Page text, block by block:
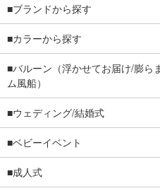
■ブランドから探す
■カラーから探す
■バルーン（浮かせてお届け/膨ら
ム風船）
■ウェディング/結婚式
■ベビーイベント
■成人式